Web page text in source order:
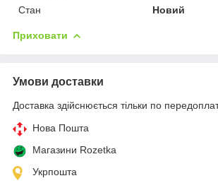
Стан
Новий
Приховати
Умови доставки
Доставка здійснюється тільки по
Нова Пошта
Магазини Rozetka
Укрпошта